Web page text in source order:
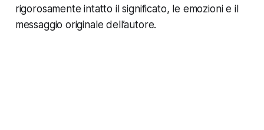
rigorosamente intatto il significato, le emozioni e il
messaggio originale dell’autore.